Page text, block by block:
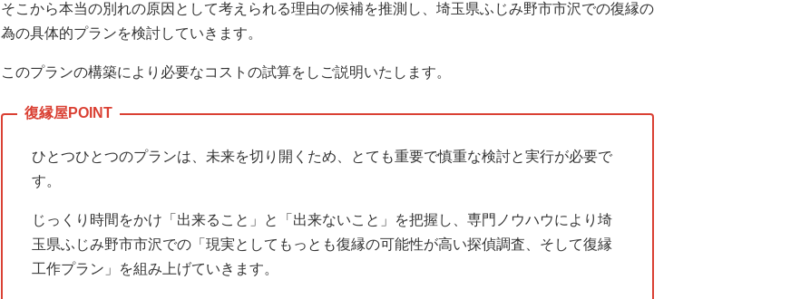
そこから本当の別れの原因として考えられる理由の候補を推測し、埼玉県ふじみ野市市沢での復縁の
為の具体的プランを検討していきます。
このプランの構築により必要なコストの試算をしご説明いたします。
ひとつひとつのプランは、未来を切り開くため、とても重要で慎重な検討と実行が必要で
す。
じっくり時間をかけ「出来ること」と「出来ないこと」を把握し、専門ノウハウにより埼
玉県ふじみ野市市沢での「現実としてもっとも復縁の可能性が高い探偵調査、そして復縁
工作プラン」を組み上げていきます。